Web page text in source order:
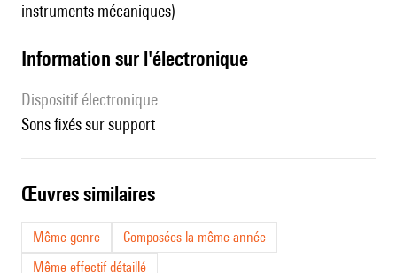
instruments mécaniques)
Information sur l'électronique
Dispositif électronique
sons fixés sur support
œuvres similaires
Même genre
Composées la même année
Même effectif détaillé